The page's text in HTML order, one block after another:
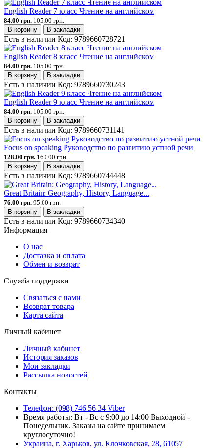
English Reader 7 класс Чтение на английском
84.00 грн. 105.00 грн.
В корзину
В закладки
Есть в наличии Код: 9789660728721
English Reader 8 класс Чтение на английском
84.00 грн. 105.00 грн.
В корзину
В закладки
Есть в наличии Код: 9789660730243
English Reader 9 класс Чтение на английском
84.00 грн. 105.00 грн.
В корзину
В закладки
Есть в наличии Код: 9789660731141
Focus on speaking Руководство по развитию устной речи
128.00 грн. 160.00 грн.
В корзину
В закладки
Есть в наличии Код: 9789660744448
Great Britain: Geography, History, Language...
76.00 грн. 95.00 грн.
В корзину
В закладки
Есть в наличии Код: 9789660734340
Информация
О нас
Доставка и оплата
Обмен и возврат
Служба поддержки
Связаться с нами
Возврат товара
Карта сайта
Личный кабинет
Личный кабинет
История заказов
Мои закладки
Рассылка новостей
Контакты
Телефон: (098) 746 56 34 Viber
Время работы: Вт - Вс с 9:00 до 14:00 Выходной -
Понедельник. Заказы на сайте принимаем
круглосуточно!
Украина, г. Харьков, ул. Клочковская, 28, 61057